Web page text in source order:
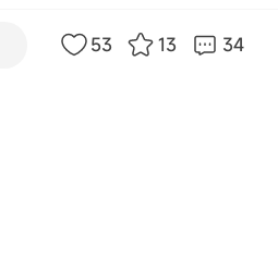
FR Traduire 9
53 13 34